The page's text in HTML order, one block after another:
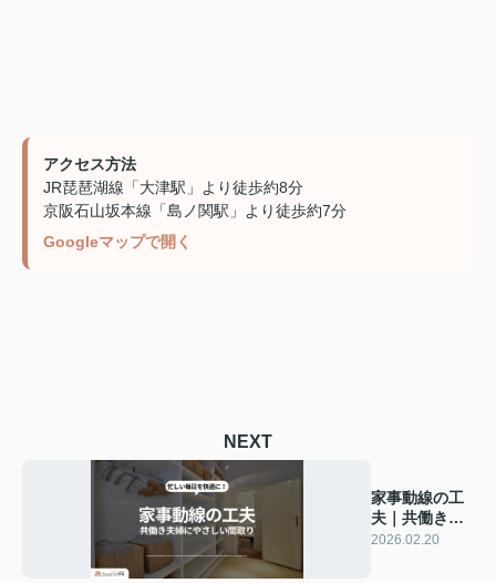
アクセス方法
JR琵琶湖線「大津駅」より徒歩約8分
京阪石山坂本線「島ノ関駅」より徒歩約7分
Googleマップで開く
NEXT
家事動線の工
夫｜共働き夫
婦にやさしい
2026.02.20